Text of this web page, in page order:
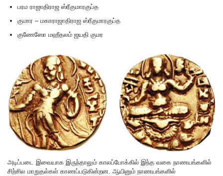
பரம ராஜாதிராஜ ஸ்ரீகுமாரகுப்த
குமார – மகாராஜாதிராஜ ஸ்ரீகுமாரகுப்த
குணேஸோ மஹீதலம் ஜயதி குமர
அடிப்படை இவையாக இருந்தாலும் காலப்போக்கில் இந்த வகை நாணயங்களில்
சிற்சில மாறுதல்கள் காணப்படுகின்றன. ஆயினும் நாணயங்களில்